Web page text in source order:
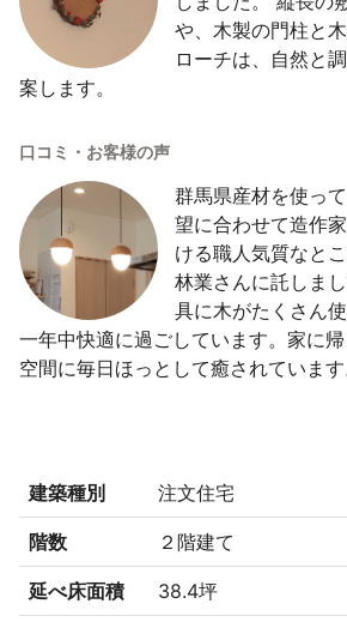
や、木製の門柱と
ローチは、自然と
案します。
口コミ・お客様の声
群馬県産材を使っ
望に合わせて造作
ける職人気質なと
林業さんに託しま
具に木がたくさん
一年中快適に過ごしています。家に
空間に毎日ほっとして癒されています
建築種別 注文住宅
階数 ２階建て
延べ床面積 38.4坪